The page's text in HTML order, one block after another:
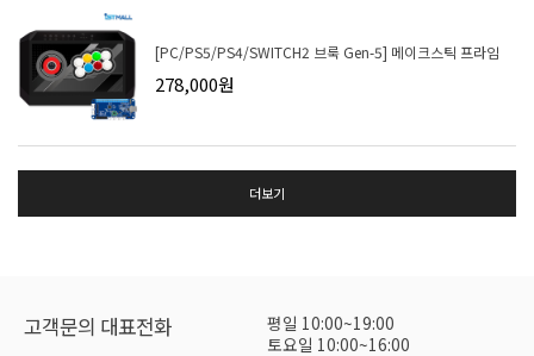
[PC/PS5/PS4/SWITCH2 브룩 Gen-5] 메이크스틱 프라임
278,000원
더보기
고객문의 대표전화
평일 10:00~19:00
토요일 10:00~16:00